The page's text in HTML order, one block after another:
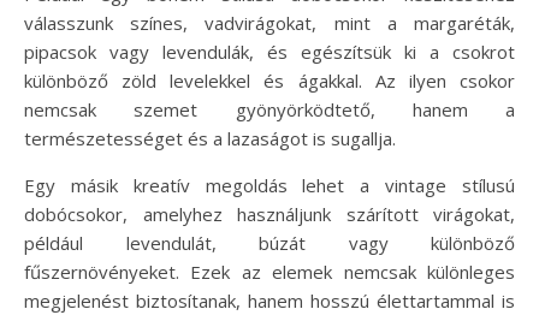
válasszunk színes, vadvirágokat, mint a margaréták,
pipacsok vagy levendulák, és egészítsük ki a csokrot
különböző zöld levelekkel és ágakkal. Az ilyen csokor
nemcsak szemet gyönyörködtető, hanem a
természetességet és a lazaságot is sugallja.
Egy másik kreatív megoldás lehet a vintage stílusú
dobócsokor, amelyhez használjunk szárított virágokat,
például levendulát, búzát vagy különböző
fűszernövényeket. Ezek az elemek nemcsak különleges
megjelenést biztosítanak, hanem hosszú élettartammal is